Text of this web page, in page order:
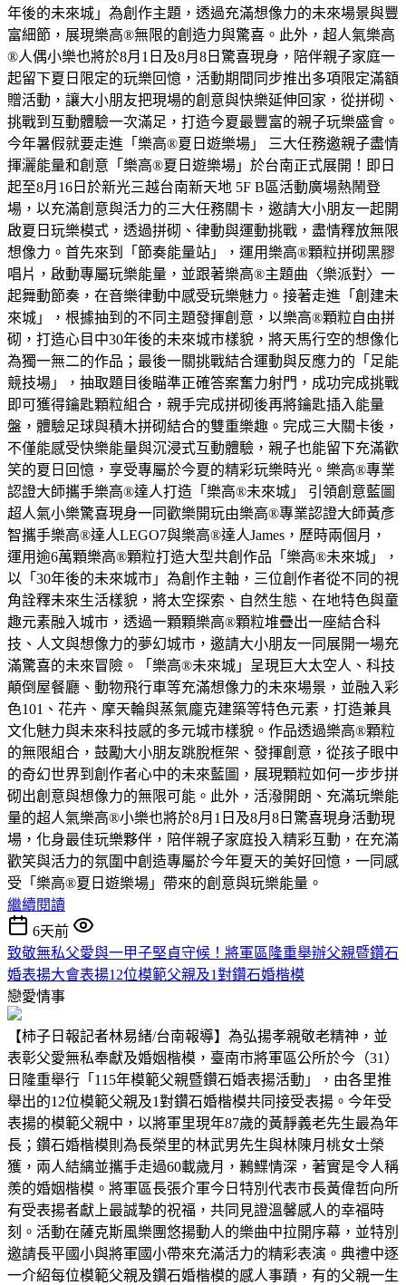
年後的未來城」為創作主題，透過充滿想像力的未來場景與豐
富細節，展現樂高®無限的創造力與驚喜。此外，超人氣樂高
®人偶小樂也將於8月1日及8月8日驚喜現身，陪伴親子家庭一
起留下夏日限定的玩樂回憶，活動期間同步推出多項限定滿額
贈活動，讓大小朋友把現場的創意與快樂延伸回家，從拼砌、
挑戰到互動體驗一次滿足，打造今夏最豐富的親子玩樂盛會。
今年暑假就要走進「樂高®夏日遊樂場」 三大任務邀親子盡情
揮灑能量和創意「樂高®夏日遊樂場」於台南正式展開！即日
起至8月16日於新光三越台南新天地 5F B區活動廣場熱鬧登
場，以充滿創意與活力的三大任務關卡，邀請大小朋友一起開
啟夏日玩樂模式，透過拼砌、律動與運動挑戰，盡情釋放無限
想像力。首先來到「節奏能量站」，運用樂高®顆粒拼砌黑膠
唱片，啟動專屬玩樂能量，並跟著樂高®主題曲〈樂派對〉一
起舞動節奏，在音樂律動中感受玩樂魅力。接著走進「創建未
來城」，根據抽到的不同主題發揮創意，以樂高®顆粒自由拼
砌，打造心目中30年後的未來城市樣貌，將天馬行空的想像化
為獨一無二的作品；最後一關挑戰結合運動與反應力的「足能
競技場」，抽取題目後瞄準正確答案奮力射門，成功完成挑戰
即可獲得鑰匙顆粒組合，親手完成拼砌後再將鑰匙插入能量
盤，體驗足球與積木拼砌結合的雙重樂趣。完成三大關卡後，
不僅能感受快樂能量與沉浸式互動體驗，親子也能留下充滿歡
笑的夏日回憶，享受專屬於今夏的精彩玩樂時光。樂高®專業
認證大師攜手樂高®達人打造「樂高®未來城」 引領創意藍圖
超人氣小樂驚喜現身一同歡樂開玩由樂高®專業認證大師黃彥
智攜手樂高®達人LEGO7與樂高®達人James，歷時兩個月，
運用逾6萬顆樂高®顆粒打造大型共創作品「樂高®未來城」，
以「30年後的未來城市」為創作主軸，三位創作者從不同的視
角詮釋未來生活樣貌，將太空探索、自然生態、在地特色與童
趣元素融入城市，透過一顆顆樂高®顆粒堆疊出一座結合科
技、人文與想像力的夢幻城市，邀請大小朋友一同展開一場充
滿驚喜的未來冒險。「樂高®未來城」呈現巨大太空人、科技
顛倒屋餐廳、動物飛行車等充滿想像力的未來場景，並融入彩
色101、花卉、摩天輪與蒸氣龐克建築等特色元素，打造兼具
文化魅力與未來科技感的多元城市樣貌。作品透過樂高®顆粒
的無限組合，鼓勵大小朋友跳脫框架、發揮創意，從孩子眼中
的奇幻世界到創作者心中的未來藍圖，展現顆粒如何一步步拼
砌出創意與想像力的無限可能。此外，活潑開朗、充滿玩樂能
量的超人氣樂高®小樂也將於8月1日及8月8日驚喜現身活動現
場，化身最佳玩樂夥伴，陪伴親子家庭投入精彩互動，在充滿
歡笑與活力的氛圍中創造專屬於今年夏天的美好回憶，一同感
受「樂高®夏日遊樂場」帶來的創意與玩樂能量。
繼續閱讀
6天前
致敬無私父愛與一甲子堅貞守候！將軍區隆重舉辦父親暨鑽石
婚表揚大會表揚12位模範父親及1對鑽石婚楷模
戀愛情事
【柿子日報記者林易緒/台南報導】為弘揚孝親敬老精神，並
表彰父愛無私奉獻及婚姻楷模，臺南市將軍區公所於今（31）
日隆重舉行「115年模範父親暨鑽石婚表揚活動」，由各里推
舉出的12位模範父親及1對鑽石婚楷模共同接受表揚。今年受
表揚的模範父親中，以將軍里現年87歲的黃靜義老先生最為年
長；鑽石婚楷模則為長榮里的林武男先生與林陳月桃女士榮
獲，兩人結縭並攜手走過60載歲月，鶼鰈情深，著實是令人稱
羨的婚姻楷模。將軍區長張介軍今日特別代表市長黃偉哲向所
有受表揚者獻上最誠摯的祝福，共同見證溫馨感人的幸福時
刻。活動在薩克斯風樂團悠揚動人的樂曲中拉開序幕，並特別
邀請長平國小與將軍國小帶來充滿活力的精彩表演。典禮中逐
一介紹每位模範父親及鑽石婚楷模的感人事蹟，有的父親一生